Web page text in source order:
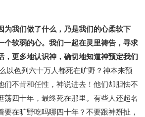
为我们做了什么，乃是我们的心柔软下
个软弱的心。我们一起在灵里祷告，寻求
，更多地认识神，确切地知道神预定我们
以色列六十万人都死在旷野？神本来预
们不肯和任性，神说进去！他们却胆怯不
荡四十年，最终死在那里。有些人还起名
要在旷野吃吗哪四十年？不要跟神掰扯，